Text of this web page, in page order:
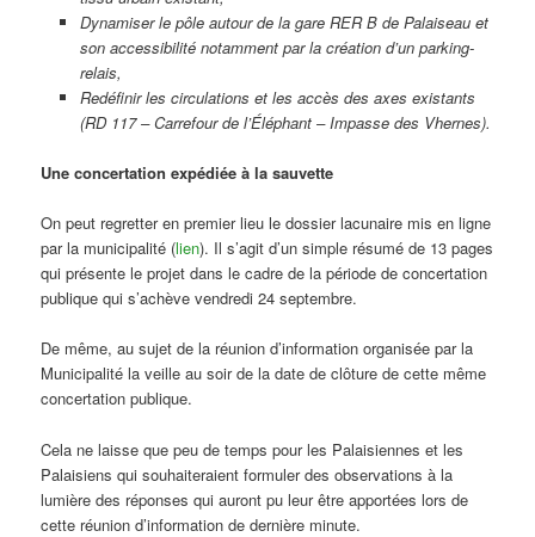
Dynamiser le pôle autour de la gare RER B de Palaiseau et
son accessibilité notamment par la création d’un parking-
relais,
Redéfinir les circulations et les accès des axes existants
(RD 117 – Carrefour de l’Éléphant – Impasse des Vhernes).
Une concertation expédiée à la sauvette
On peut regretter en premier lieu le dossier lacunaire mis en ligne
par la municipalité (lien). Il s’agit d’un simple résumé de 13 pages
qui présente le projet dans le cadre de la période de concertation
publique qui s’achève vendredi 24 septembre.
De même, au sujet de la réunion d’information organisée par la
Municipalité la veille au soir de la date de clôture de cette même
concertation publique.
Cela ne laisse que peu de temps pour les Palaisiennes et les
Palaisiens qui souhaiteraient formuler des observations à la
lumière des réponses qui auront pu leur être apportées lors de
cette réunion d’information de dernière minute.